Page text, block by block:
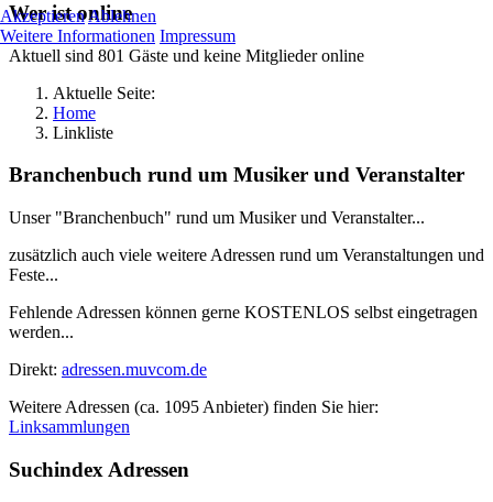
Wer ist online
Aktuell sind 801 Gäste und keine Mitglieder online
Aktuelle Seite:
Home
Linkliste
Branchenbuch rund um Musiker und Veranstalter
Unser "Branchenbuch" rund um Musiker und Veranstalter...
zusätzlich auch viele weitere Adressen rund um Veranstaltungen und
Feste...
Fehlende Adressen können gerne KOSTENLOS selbst eingetragen
werden...
Direkt: adressen.muvcom.de
Weitere Adressen (ca. 1095 Anbieter) finden Sie hier:
Linksammlungen
Suchindex Adressen
AkzeptierenAblehnen
Weitere Informationen Impressum